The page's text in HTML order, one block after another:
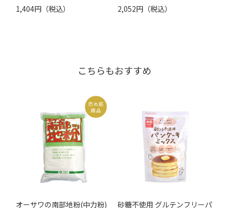
1,404円（税込）
2,052円（税込）
こちらもおすすめ
オーサワの南部地粉(中力粉)
砂糖不使用 グルテンフリーパ